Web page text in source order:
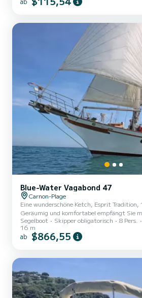
entdecken; Maximal 4 Personen Entdecken Sie das Funktionieren
Bedingungen es zulassen; Gespräche über
Blue-Water Vagabond 47
Carnon-Plage
Eine wunderschöne Ketch, Esprit Tradition,
Geräumig und komfortabel empfängt Sie
Charme. Ob teilnahem an Regatten, ein Törn unter Freunden oder
Traumferien mit der Familie. Die
Korsika.. Alles ist möglich. Jedes Jahr segeln
mit...
Segelboot Skipper obligatorisch 8 Pers.
16 m
ab $866,55